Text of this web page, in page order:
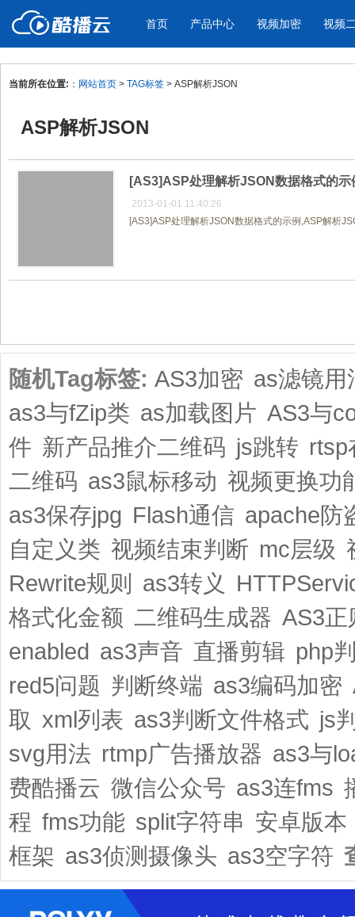
首页 产品中心
产品与新功能
教学课程全终端视频加密
防下载/防盗录/防录屏/防篡改
免费稳定无广
帮助企业视频
视频加密 视频
应用场景
色
内容
当前所在位置: ： 网站首页 > TAG标签 > ASP解析JSON
ASP解析JSON
[AS3]ASP处理解析JSON数据格式的示
2013-01-01 11:40:26
[AS3]ASP处理解析JSON数据格式的示例,ASP解析
随机Tag标签: AS3加密 as滤镜用
as3与fZip类 as加载图片 AS3与
件 新产品推介二维码 js跳转 rtsp
二维码 as3鼠标移动 视频更换功
as3保存jpg Flash通信 apache防
自定义类 视频结束判断 mc层级
Rewrite规则
as3转义
格式化金额 二维码生成器 AS3正
enabled as3声音 直播剪辑 php
red5问题 判断终端 as3编码加密
取 xml列表 as3判断文件格式 js
svg用法 rtmp广告播放器 as3与
费酷播云 微信公众号 as3连fms
程 fms功能 split字符串 安卓版本
框架 as3侦测摄像头 as3空字符